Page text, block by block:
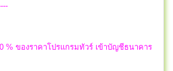
% ของราคาโปรแกรมทัวร์ เข้าบัญชีธนาคาร